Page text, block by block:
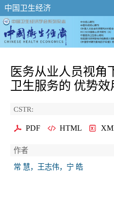
中国卫生经济
医务从业人员视角
卫生服务的 优势
CSTR:
PDF HTML
作者
常 慧，王志伟，宁 皓